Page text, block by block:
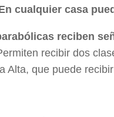
cualquier casa
reciben
recibir dos
Alta, que puede